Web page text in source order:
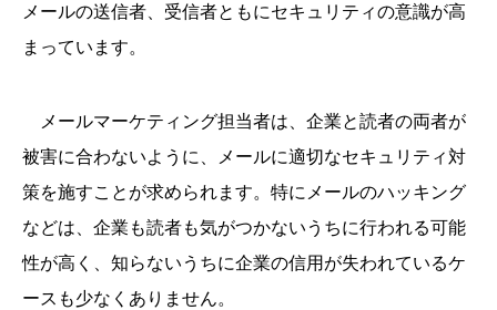
メールの送信者、受信者ともにセキュリティの意識が高
まっています。
メールマーケティング担当者は、企業と読者の両者が
被害に合わないように、メールに適切なセキュリティ対
策を施すことが求められます。特にメールのハッキング
などは、企業も読者も気がつかないうちに行われる可能
性が高く、知らないうちに企業の信用が失われているケ
ースも少なくありません。